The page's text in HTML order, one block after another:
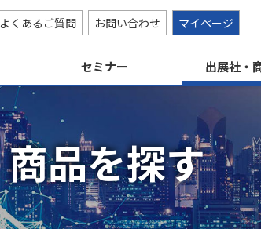
よくあるご質問 お問い合わせ マイページ
セミナー 出展社・
品を探す